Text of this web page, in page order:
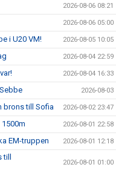
2026-08-06 08:21
2026-08-06 05:00
i U20 VM! 2026-08-05 10:05
2026-08-04 22:59
2026-08-04 16:33
2026-08-03
brons till Sofia 2026-08-02 23:47
2026-08-01 22:58
EM-truppen 2026-08-01 12:18
2026-08-01 01:00